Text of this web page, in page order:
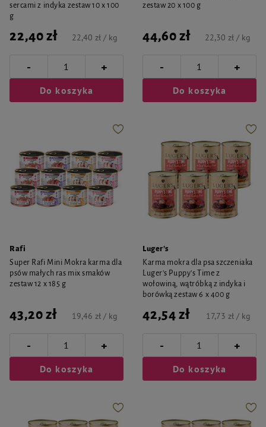
sercami z indyka zestaw 10 x 100
g
22,40 zł 22,40 zł / kg
- +
Do koszyka
zestaw 20 x 100 g
44,60 zł 22,30 zł / kg
- +
Do koszyka
Rafi
Super Rafi Mini Mokra karma dla
psów małych ras mix smaków
zestaw 12 x 185 g
43,20 zł 19,46 zł / kg
- +
Do koszyka
Luger's
Karma mokra dla psa szczeniaka
Luger's Puppy's Time z
wołowiną, wątróbką z indyka i
borówką zestaw 6 x 400 g
42,54 zł 17,73 zł / kg
- +
Do koszyka